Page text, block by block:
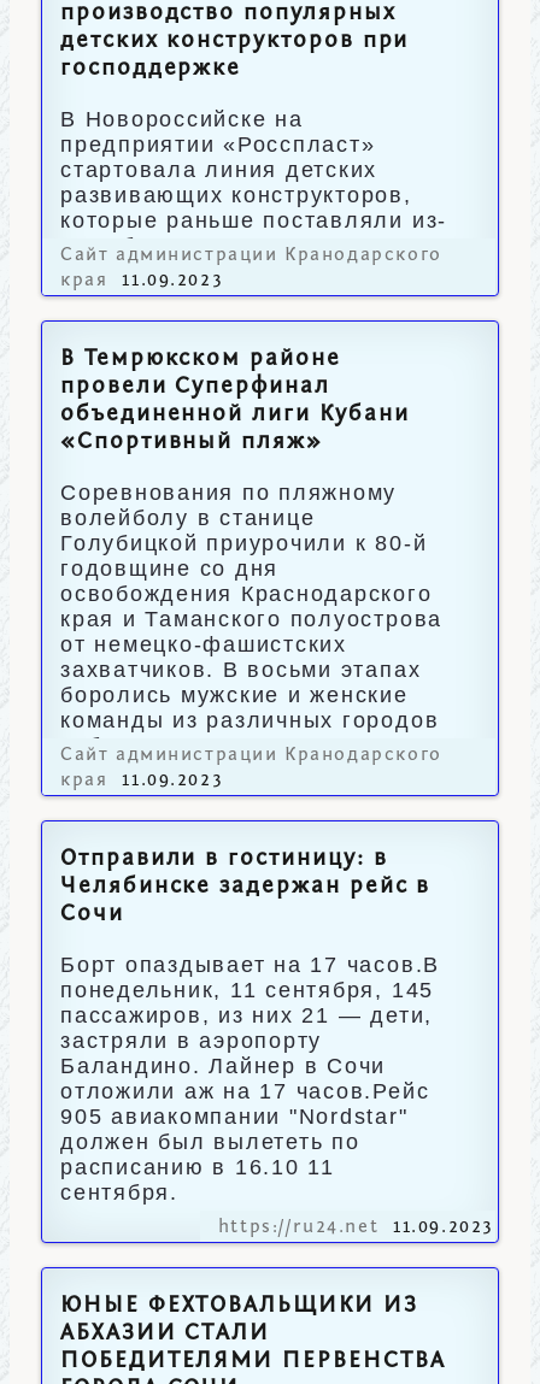
производство популярных
детских конструкторов при
господдержке
В Новороссийске на
предприятии «Росспласт»
стартовала линия детских
развивающих конструкторов,
которые раньше поставляли из-
за рубежа.
Сайт администрации Кранодарского
края
11.09.2023
В Темрюкском районе
провели Суперфинал
объединенной лиги Кубани
«Спортивный пляж»
Соревнования по пляжному
волейболу в станице
Голубицкой приурочили к 80-й
годовщине со дня
освобождения Краснодарского
края и Таманского полуострова
от немецко-фашистских
захватчиков. В восьми этапах
боролись мужские и женские
команды из различных городов
Кубани и регионов.
Сайт администрации Кранодарского
края
11.09.2023
Отправили в гостиницу: в
Челябинске задержан рейс в
Сочи
Борт опаздывает на 17 часов.В
понедельник, 11 сентября, 145
пассажиров, из них 21 — дети,
застряли в аэропорту
Баландино. Лайнер в Сочи
отложили аж на 17 часов.Рейс
905 авиакомпании "Nordstar"
должен был вылететь по
расписанию в 16.10 11
сентября.
https://ru24.net 11.09.2023
ЮНЫЕ ФЕХТОВАЛЬЩИКИ ИЗ
АБХАЗИИ СТАЛИ
ПОБЕДИТЕЛЯМИ ПЕРВЕНСТВА